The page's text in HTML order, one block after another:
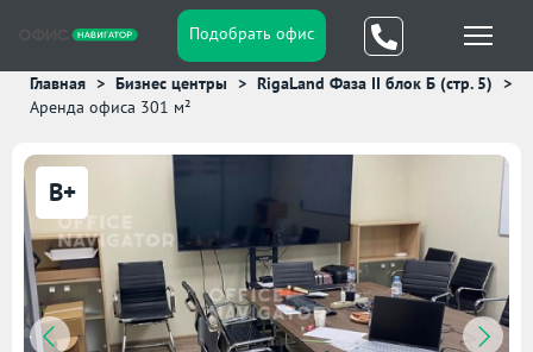
Подобрать офис
Главная Бизнес центры
RigaLand Фаза II блок Б (стр. 5)
Аренда офиса 301 м²
B+